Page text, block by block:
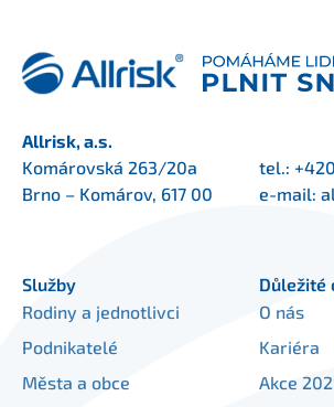
Allrisk, a.s.
Komárovská 263/20a
Brno – Komárov, 617 00
tel.:
e-mail:
Služby
Rodiny a jednotlivci
Podnikatelé
Města a obce
Důležité
O nás
Kariéra
Akce